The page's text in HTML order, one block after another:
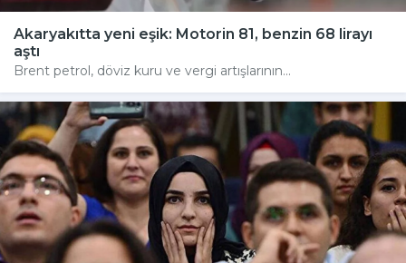
Akaryakıtta yeni eşik: Motorin 81, benzin 68 lirayı
aştı
Brent petrol, döviz kuru ve vergi artışlarının...